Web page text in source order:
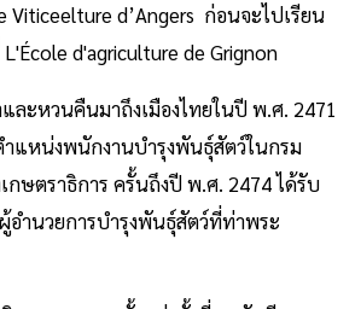
Viticeelture d’Angers ก่อนจะไปเรียน
d'agriculture de Grignon
ละหวนคืนมาถึงเมืองไทยในปี พ.ศ. 2471
ำแหน่งพนักงานบำรุงพันธุ์สัตว์ในกรม
กษตราธิการ ครั้นถึงปี พ.ศ. 2474 ได้รับ
อำนวยการบำรุงพันธุ์สัตว์ที่ท่าพระ